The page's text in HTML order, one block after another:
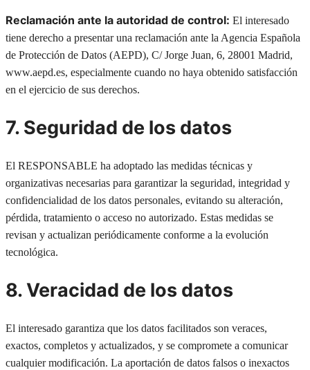
Reclamación ante la autoridad de control: El interesado
tiene derecho a presentar una reclamación ante la Agencia Española
de Protección de Datos (AEPD), C/ Jorge Juan, 6, 28001 Madrid,
www.aepd.es, especialmente cuando no haya obtenido satisfacción
en el ejercicio de sus derechos.
7. Seguridad de los datos
El RESPONSABLE ha adoptado las medidas técnicas y
organizativas necesarias para garantizar la seguridad, integridad y
confidencialidad de los datos personales, evitando su alteración,
pérdida, tratamiento o acceso no autorizado. Estas medidas se
revisan y actualizan periódicamente conforme a la evolución
tecnológica.
8. Veracidad de los datos
El interesado garantiza que los datos facilitados son veraces,
exactos, completos y actualizados, y se compromete a comunicar
cualquier modificación. La aportación de datos falsos o inexactos